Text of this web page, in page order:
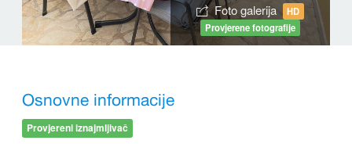
Foto galerija
HD
Provjerene fotografije
Osnovne informacije
Provjereni iznajmljivač